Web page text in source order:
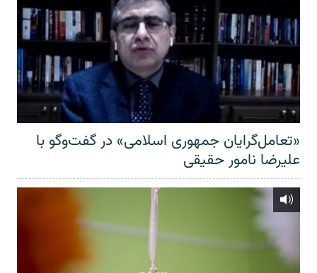
«تعامل‌گرایان جمهوری اسلامی» در گفت‌وگو با
علیرضا نامور حقیقی